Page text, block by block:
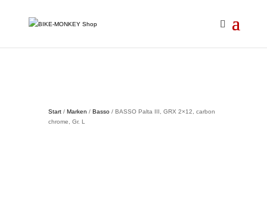
Start/ Marken / Basso/ BASSO Palta III, GRX 2×12, carbon
chrome, Gr. L